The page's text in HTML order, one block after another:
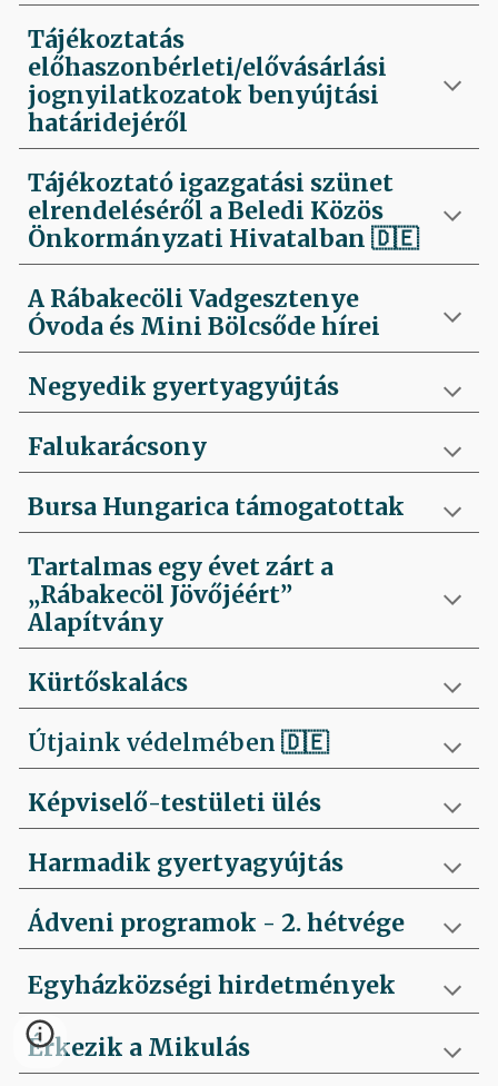
Tájékoztatás
előhaszonbérleti/elővásárlási
jognyilatkozatok benyújtási
határidejéről
Tájékoztató igazgatási szünet
elrendeléséről a Beledi Közös
Önkormányzati Hivatalban🇩🇪
A Rábakecöli Vadgesztenye
Óvoda és Mini Bölcsőde hírei
Negyedik gyertyagyújtás
Falukarácsony
Bursa Hungarica támogatottak
Tartalmas egy évet zárt a
„Rábakecöl Jövőjéért”
Alapítvány
Kürtőskalács
Útjaink védelmében🇩🇪
Képviselő-testületi ülés
Harmadik gyertyagyújtás
Ádveni programok - 2. hétvége
Egyházközségi hirdetmények
Érkezik a Mikulás